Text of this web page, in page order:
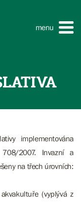
menu
implementována
2007. Invazní a
na třech úrovních:
(vyplývá z